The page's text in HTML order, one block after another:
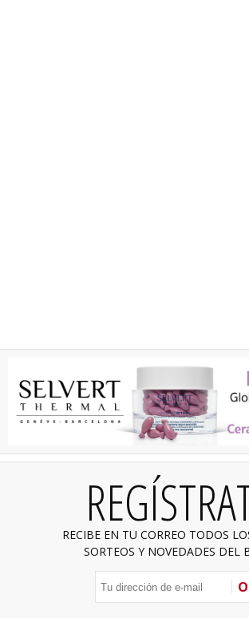
RECIBE EN TU CORREO TODOS
SORTEOS Y NOVEDADES DEL